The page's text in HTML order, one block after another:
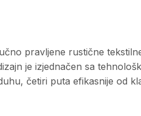
pravljene rustične
je izjednačen sa
četiri puta efikasnije od